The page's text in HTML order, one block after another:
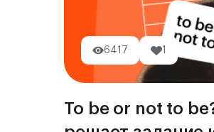
6417 1
To be or not to